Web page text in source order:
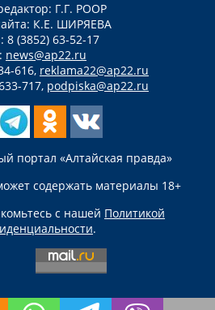
Г.Г. РООР
К.Е. ШИРЯЕВА
8 (3852) 63-52-17
news@ap22.ru
616, reklama22@ap22.ru
717, podpiska@ap22.ru
портал «Алтайская правда»
содержать материалы 18+
с нашей Политикой
.